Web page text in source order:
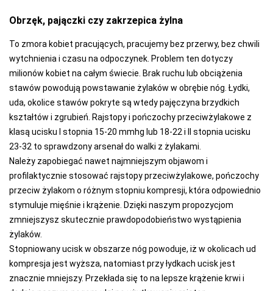
Obrzęk, pajączki czy zakrzepica żylna
To zmora kobiet pracujących, pracujemy bez przerwy, bez chwili
wytchnienia i czasu na odpoczynek. Problem ten dotyczy
milionów kobiet na całym świecie. Brak ruchu lub obciążenia
stawów powodują powstawanie żylaków w obrębie nóg. Łydki,
uda, okolice stawów pokryte są wtedy pajęczyna brzydkich
kształtów i zgrubień. Rajstopy i pończochy przeciwżylakowe z
klasą ucisku I stopnia 15-20 mmhg lub 18-22 i II stopnia ucisku
23-32 to sprawdzony arsenał do walki z żylakami.
Należy zapobiegać nawet najmniejszym objawom i
profilaktycznie stosować rajstopy przeciwżylakowe, pończochy
przeciw żylakom o różnym stopniu kompresji, która odpowiednio
stymuluje mięśnie i krążenie. Dzięki naszym propozycjom
zmniejszysz skutecznie prawdopodobieństwo wystąpienia
żylaków.
Stopniowany ucisk w obszarze nóg powoduje, iż w okolicach ud
kompresja jest wyższa, natomiast przy łydkach ucisk jest
znacznie mniejszy. Przekłada się to na lepsze krążenie krwi i